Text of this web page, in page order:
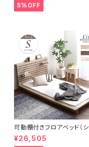
5%OFF
可動棚付きフロアベッド（
ル）ベッドフレーム、ロース
ル、スリムヘッドボード｜
¥26,505